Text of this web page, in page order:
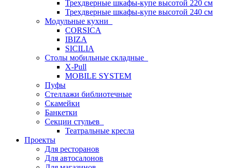
Трехдверные шкафы-купе высотой 220 см
Трехдверные шкафы-купе высотой 240 см
Модульные кухни
CORSICA
IBIZA
SICILIA
Столы мобильные складные
X-Pull
MOBILE SYSTEM
Пуфы
Стеллажи библиотечные
Скамейки
Банкетки
Секции стульев
Театральные кресла
Проекты
Для ресторанов
Для автосалонов